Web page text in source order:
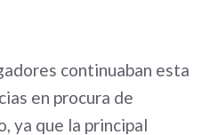
continuaban esta
en procura de
ya que la principal